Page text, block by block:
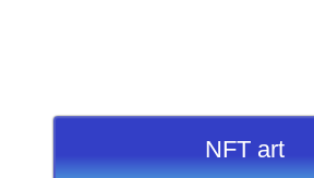
NFT art